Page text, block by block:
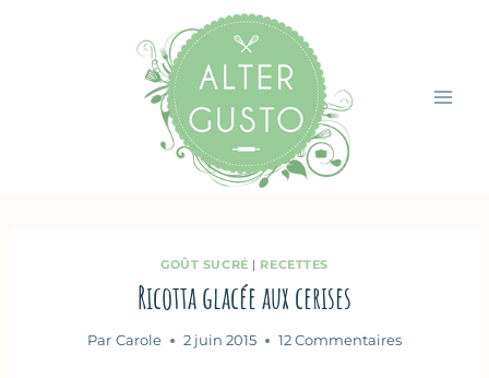
GOÛT SUCRÉ | RECETTES
Ricotta glacée aux cerises
Par Carole 2 juin 2015 12 Commentaires